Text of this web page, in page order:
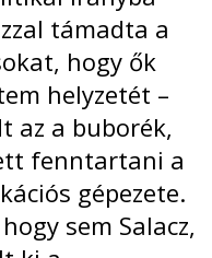
támadta a
hogy ők
helyzetét –
az a buborék,
fenntartani a
gépezete.
sem Salacz,